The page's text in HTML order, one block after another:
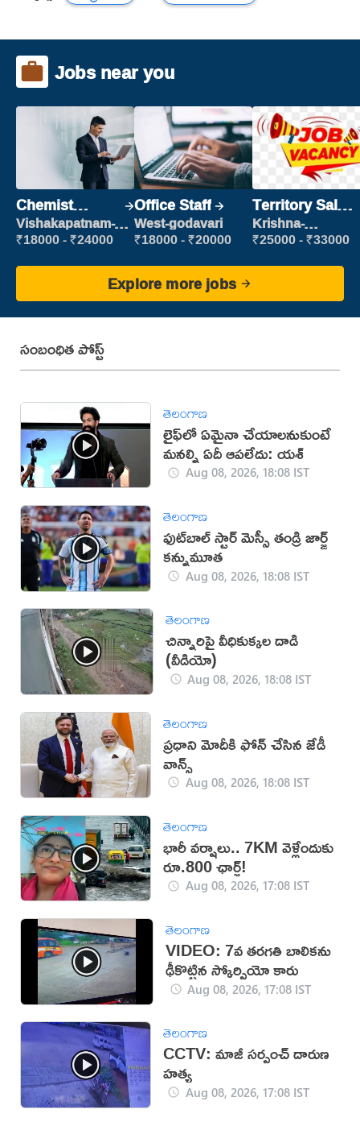
Jobs near you
Chemist
Production
Executive
Vishakapatnam-
new
₹18000 - ₹24000
Office Staff
West-godavari
₹18000 - ₹20000
Territory Sales
Manager
Krishna-
vijayawada
₹25000 - ₹33000
Explore more jobs
సంబంధిత పోస్ట్
తెలంగాణ
లైఫ్‌లో ఏమైనా చేయాలనుకుంటే
మనల్ని ఏదీ ఆపలేదు: యశ్
Aug 08, 2026, 18:08 IST
తెలంగాణ
ఫుట్‌బాల్ స్టార్ మెస్సీ తండ్రి జార్జ్
కన్నుమూత
Aug 08, 2026, 18:08 IST
తెలంగాణ
చిన్నారిపై వీధికుక్కల దాడి
(వీడియో)
Aug 08, 2026, 18:08 IST
తెలంగాణ
ప్రధాని మోదీకి ఫోన్ చేసిన జేడీ
వాన్స్
Aug 08, 2026, 18:08 IST
తెలంగాణ
భారీ వర్షాలు.. 7KM వెళ్లేందుకు
రూ.800 ఛార్జ్!
Aug 08, 2026, 17:08 IST
తెలంగాణ
VIDEO: 7వ తరగతి బాలికను
ఢీకొట్టిన స్కోర్పియో కారు
Aug 08, 2026, 17:08 IST
తెలంగాణ
CCTV: మాజీ సర్పంచ్ దారుణ
హత్య
Aug 08, 2026, 17:08 IST